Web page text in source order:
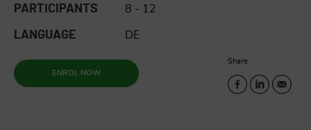
PARTICIPANTS 8 - 12
LANGUAGE DE
ENROL NOW
Share